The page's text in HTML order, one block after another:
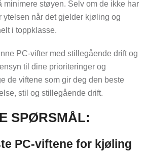
minimere støyen. Selv om de ikke har
ytelsen når det gjelder kjøling og
i toppklasse.
PC-vifter med stillegående drift og
til dine prioriteringer og
de viftene som gir deg den beste
stil og stillegående drift.
SPØRSMÅL:
PC-viftene for kjøling